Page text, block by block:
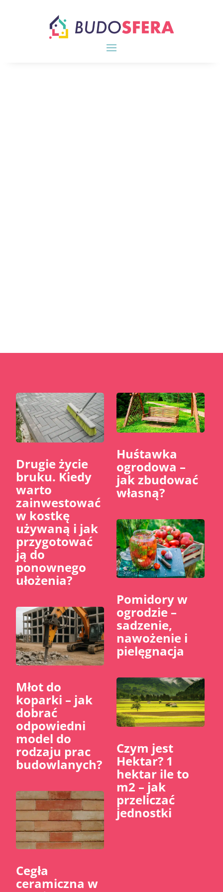
​Drugie życie
bruku. Kiedy
warto
zainwestować
w kostkę
używaną i jak
przygotować
ją do
ponownego
ułożenia?
Młot do
koparki – jak
dobrać
odpowiedni
model do
rodzaju prac
budowlanych?
Cegła
ceramiczna w
Huśtawka
ogrodowa –
jak zbudować
własną?
Pomidory w
ogrodzie –
sadzenie,
nawożenie i
pielęgnacja
Czym jest
Hektar? 1
hektar ile to
m2 – jak
przeliczać
jednostki